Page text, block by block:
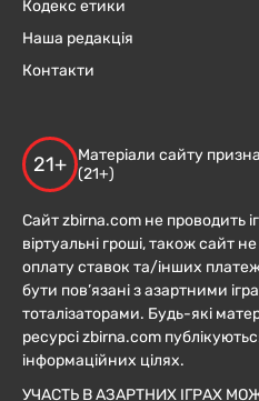
Кодекс етики
Наша редакція
Контакти
21+
Матеріали сайту
(21+)
Сайт zbirna.com не проводить
віртуальні гроші, також сайт
оплату ставок та/інших
бути пов’язані з азартними
тоталізаторами. Будь-які
ресурсі zbirna.com
інформаційних цілях.
УЧАСТЬ В АЗАРТНИХ ІГРАХ